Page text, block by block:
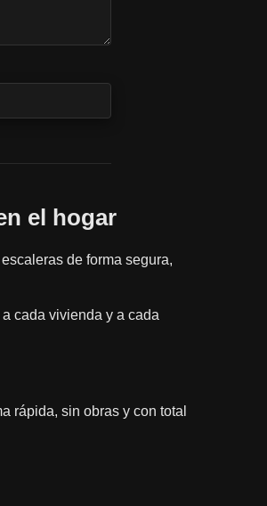
el hogar
de forma segura,
cada vivienda y a cada
rápida, sin obras y con total